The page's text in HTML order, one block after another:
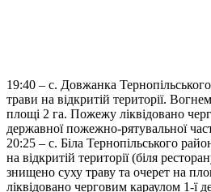
19:40 – с. Довжанка
трави на відкритій території.
площі 2 га. Пожежу ліквідовано
державної пожежно-рятувальної
20:25 – с. Біла Тернопільського
на відкритій території (біля
знищено суху траву та очерет на
ліквідовано черговим караулом 1-ї